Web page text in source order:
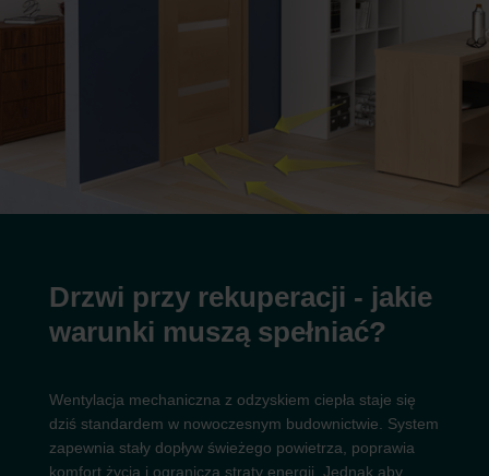
Drzwi przy rekuperacji - jakie
warunki muszą spełniać?
Wentylacja mechaniczna z odzyskiem ciepła staje się
dziś standardem w nowoczesnym budownictwie. System
zapewnia stały dopływ świeżego powietrza, poprawia
komfort życia i ogranicza straty energii. Jednak aby